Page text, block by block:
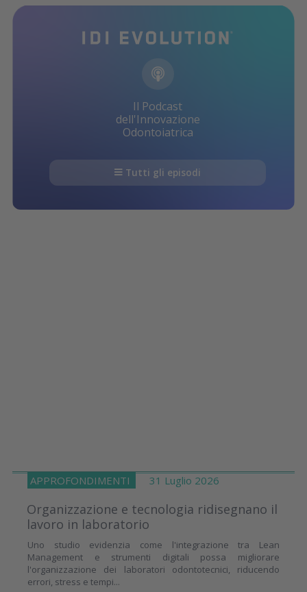
Il Podcast
dell'Innovazione
Odontoiatrica
Tutti gli episodi
APPROFONDIMENTI 31 Luglio 2026
Organizzazione e tecnologia ridisegnano il
lavoro in laboratorio
Uno studio evidenzia come l'integrazione tra Lean
Management e strumenti digitali possa migliorare
l'organizzazione dei laboratori odontotecnici, riducendo
errori, stress e tempi...